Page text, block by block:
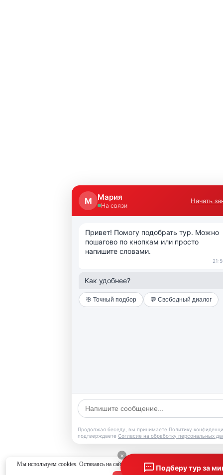
Мы используем cookies. Оставаясь на сайте, вы соглашаетесь сПодберу тур за
×
М Мария
На связи
Начать
Привет! Помогу подобрать тур. Можно
пошагово по кнопкам или просто
напишите словами.
Как удобнее?
🎯 Точный подбор 💬 Свободный диалог
Продолжая беседу, вы принимаете Политику
подтверждаете Согласие на обработку персональных